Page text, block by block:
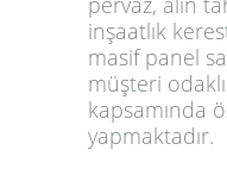
inşaatlık
masif panel
müşteri
kapsamında
yapmaktadır.